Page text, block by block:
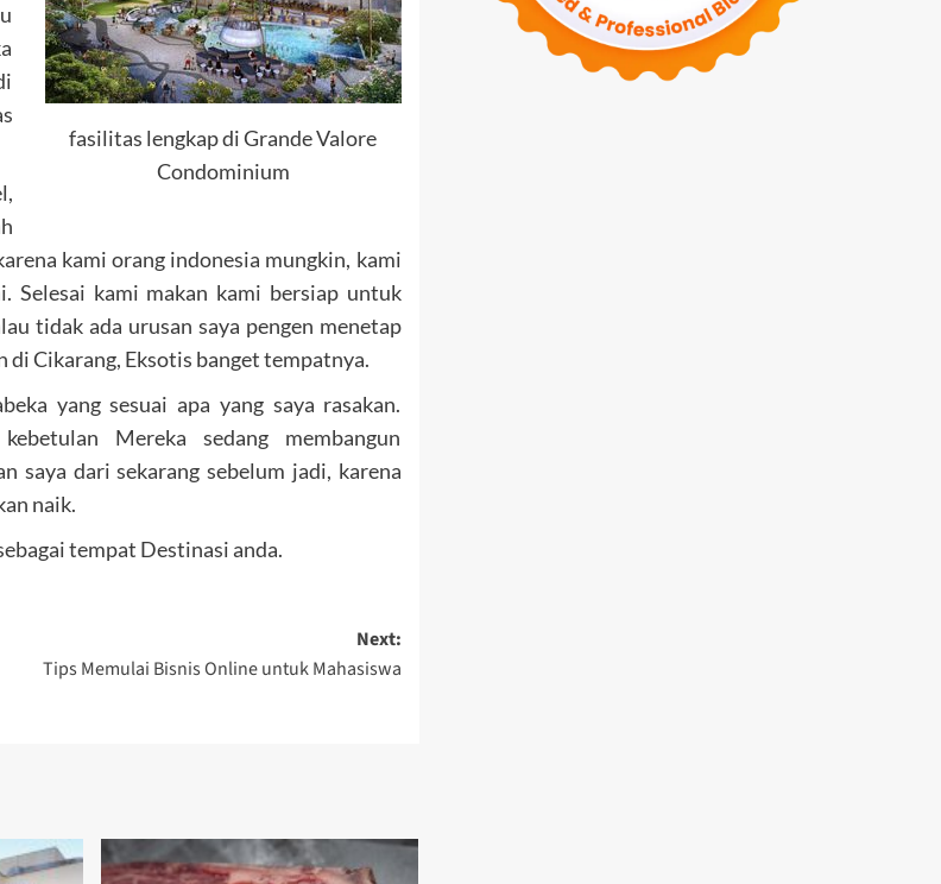
fasilitas lengkap di Grande Valore
Condominium
kami orang indonesia mungkin, kami
Selesai kami makan kami bersiap untuk
tidak ada urusan saya pengen menetap
Cikarang, Eksotis banget tempatnya.
yang sesuai apa yang saya rasakan.
Mereka sedang membangun
saya dari sekarang sebelum jadi, karena
naik.
tempat Destinasi anda.
Next:
Tips Memulai Bisnis Online untuk Mahasiswa